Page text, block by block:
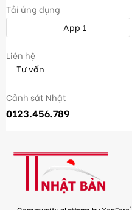
Tải ứng dụng
App 1
Liên hệ
Tư vấn
Cảnh sát Nhật
0123.456.789
®